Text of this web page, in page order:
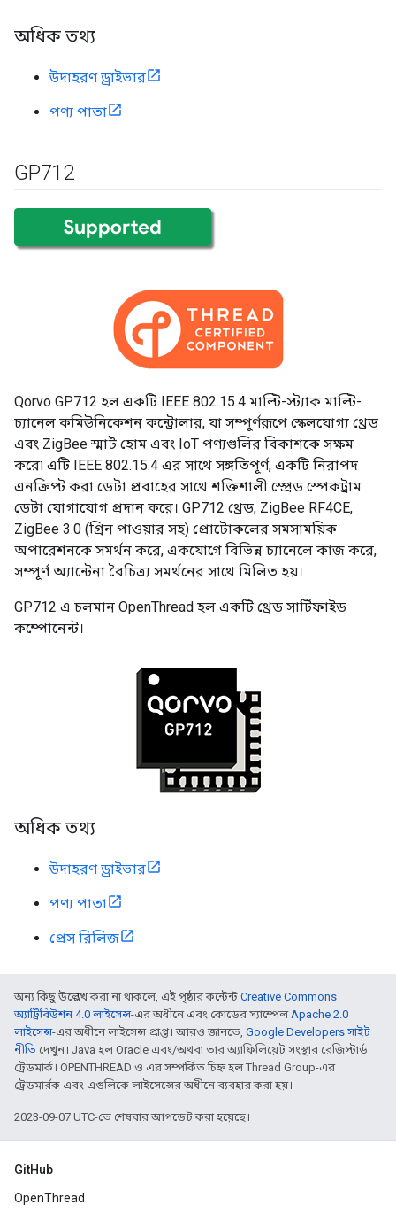
অধিক তথ্য
উদাহরণ ড্রাইভার
পণ্য পাতা
GP712
Qorvo GP712 হল একটি IEEE 802.15.4 মাল্টি-স্ট্যাক মাল্টি-
চ্যানেল কমিউনিকেশন কন্ট্রোলার, যা সম্পূর্ণরূপে স্কেলযোগ্য থ্রেড
এবং ZigBee স্মার্ট হোম এবং IoT পণ্যগুলির বিকাশকে সক্ষম
করে৷ এটি IEEE 802.15.4 এর সাথে সঙ্গতিপূর্ণ, একটি নিরাপদ
এনক্রিপ্ট করা ডেটা প্রবাহের সাথে শক্তিশালী স্প্রেড স্পেকট্রাম
ডেটা যোগাযোগ প্রদান করে। GP712 থ্রেড, ZigBee RF4CE,
ZigBee 3.0 (গ্রিন পাওয়ার সহ) প্রোটোকলের সমসাময়িক
অপারেশনকে সমর্থন করে, একযোগে বিভিন্ন চ্যানেলে কাজ করে,
সম্পূর্ণ অ্যান্টেনা বৈচিত্র্য সমর্থনের সাথে মিলিত হয়।
GP712 এ চলমান OpenThread হল একটি থ্রেড সার্টিফাইড
কম্পোনেন্ট।
অধিক তথ্য
উদাহরণ ড্রাইভার
পণ্য পাতা
প্রেস রিলিজ
অন্য কিছু উল্লেখ করা না থাকলে, এই পৃষ্ঠার কন্টেন্ট Creative Commons
অ্যাট্রিবিউশন 4.0 লাইসেন্স-এর অধীনে এবং কোডের স্যাম্পেলApache 2.0
লাইসেন্স-এর অধীনে লাইসেন্স প্রাপ্ত। আরও জানতে, Google Developers সাইট
নীতি দেখুন। Java হল Oracle এবং/অথবা তার অ্যাফিলিয়েট সংস্থার রেজিস্টার্ড
ট্রেডমার্ক। OPENTHREAD ও এর সম্পর্কিত চিহ্ন হল Thread Group-এর
ট্রেডমার্রক এবং এগুলিকে লাইসেন্সের অধীনে ব্যবহার করা হয়।
2023-09-07 UTC-তে শেষবার আপডেট করা হয়েছে।
GitHub
OpenThread